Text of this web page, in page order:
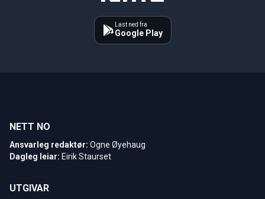
Last ned fra
Google Play
NETT NO
Ansvarleg redaktør: Ogne Øyehaug
Dagleg leiar: Eirik Staurset
UTGIVAR